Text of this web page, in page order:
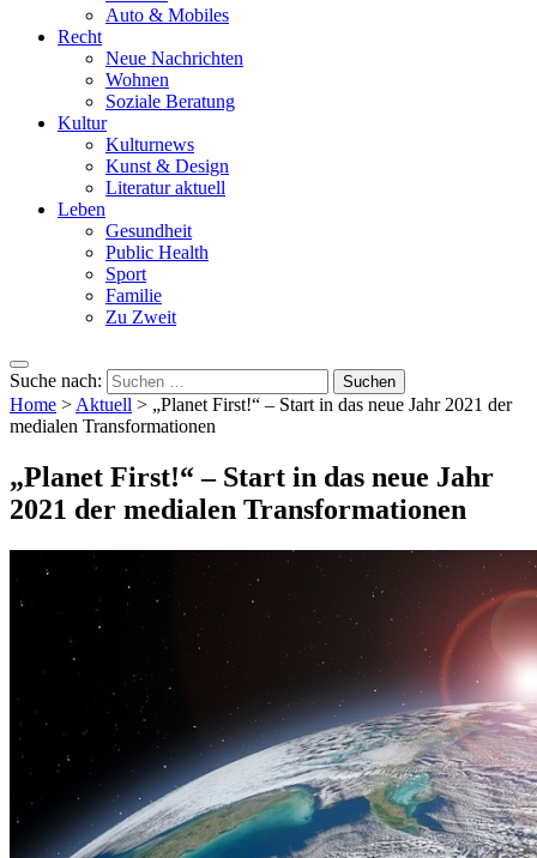
Auto & Mobiles
Recht
Neue Nachrichten
Wohnen
Soziale Beratung
Kultur
Kulturnews
Kunst & Design
Literatur aktuell
Leben
Gesundheit
Public Health
Sport
Familie
Zu Zweit
Suche nach:
Home > Aktuell > „Planet First!“ – Start in das neue Jahr 2021 der
medialen Transformationen
„Planet First!“ – Start in das neue Jahr
2021 der medialen Transformationen